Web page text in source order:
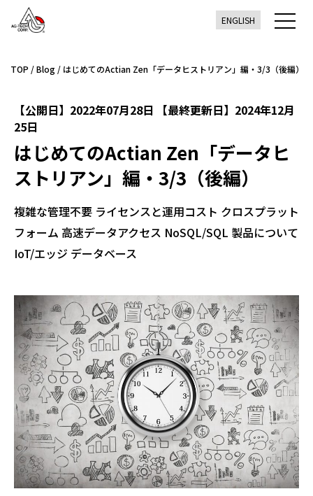
ENGLISH
TOP /Blog / はじめてのActian Zen「データヒストリアン」編・3/3（後編）
【公開日】2022年07月28日 【最終更新日】2024年12月
25日
はじめてのActian Zen「データヒ
ストリアン」編・3/3（後編）
複雑な管理不要 ライセンスと運用コスト クロスプラット
フォーム 高速データアクセス NoSQL/SQL 製品について
IoT/エッジ データベース